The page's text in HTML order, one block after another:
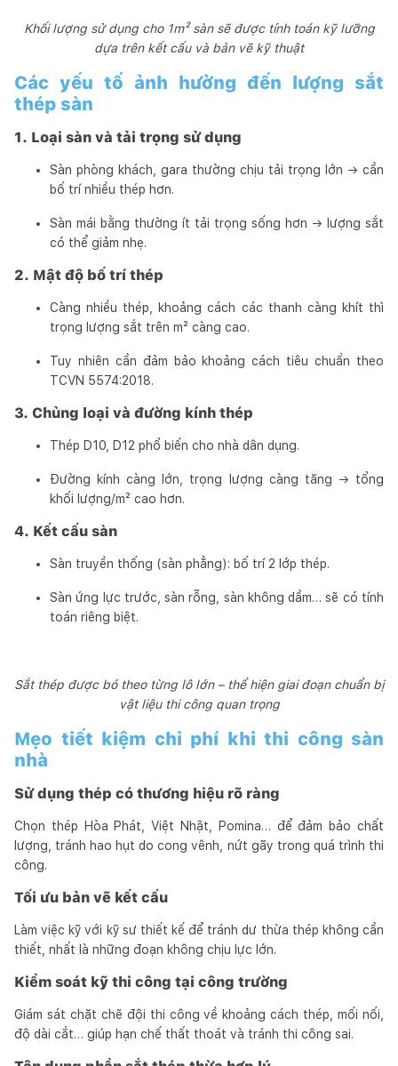
Khối lượng sử dụng cho 1m² sàn sẽ được tính toán kỹ lưỡng
dựa trên kết cấu và bản vẽ kỹ thuật
Các yếu tố ảnh hưởng đến lượng sắt
thép sàn
1. Loại sàn và tải trọng sử dụng
Sàn phòng khách, gara thường chịu tải trọng lớn → cần
bố trí nhiều thép hơn.
Sàn mái bằng thường ít tải trọng sống hơn → lượng sắt
có thể giảm nhẹ.
2. Mật độ bố trí thép
Càng nhiều thép, khoảng cách các thanh càng khít thì
trọng lượng sắt trên m² càng cao.
Tuy nhiên cần đảm bảo khoảng cách tiêu chuẩn theo
TCVN 5574:2018.
3. Chủng loại và đường kính thép
Thép D10, D12 phổ biến cho nhà dân dụng.
Đường kính càng lớn, trọng lượng càng tăng → tổng
khối lượng/m² cao hơn.
4. Kết cấu sàn
Sàn truyền thống (sàn phẳng): bố trí 2 lớp thép.
Sàn ứng lực trước, sàn rỗng, sàn không dầm… sẽ có tính
toán riêng biệt.
Sắt thép được bó theo từng lô lớn – thể hiện giai đoạn chuẩn bị
vật liệu thi công quan trọng
Mẹo tiết kiệm chi phí khi thi công sàn
nhà
Sử dụng thép có thương hiệu rõ ràng
Chọn thép Hòa Phát, Việt Nhật, Pomina… để đảm bảo chất
lượng, tránh hao hụt do cong vênh, nứt gãy trong quá trình thi
công.
Tối ưu bản vẽ kết cấu
Làm việc kỹ với kỹ sư thiết kế để tránh dư thừa thép không cần
thiết, nhất là những đoạn không chịu lực lớn.
Kiểm soát kỹ thi công tại công trường
Giám sát chặt chẽ đội thi công về khoảng cách thép, mối nối,
độ dài cắt… giúp hạn chế thất thoát và tránh thi công sai.